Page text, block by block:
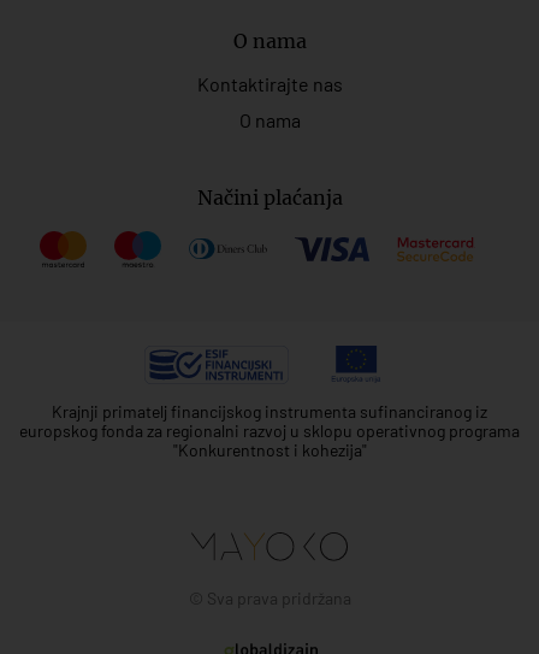
O nama
Kontaktirajte nas
O nama
Načini plaćanja
Krajnji primatelj financijskog instrumenta sufinanciranog iz
europskog fonda za regionalni razvoj u sklopu operativnog programa
"Konkurentnost i kohezija"
© Sva prava pridržana